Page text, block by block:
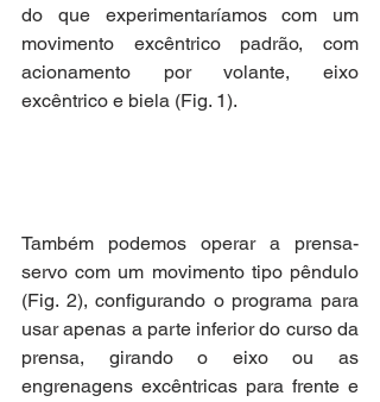
do que experimentaríamos com um
movimento excêntrico padrão, com
acionamento por volante, eixo
excêntrico e biela (Fig. 1).
Também podemos operar a prensa-
servo com um movimento tipo pêndulo
(Fig. 2), configurando o programa para
usar apenas a parte inferior do curso da
prensa, girando o eixo ou as
engrenagens excêntricas para frente e